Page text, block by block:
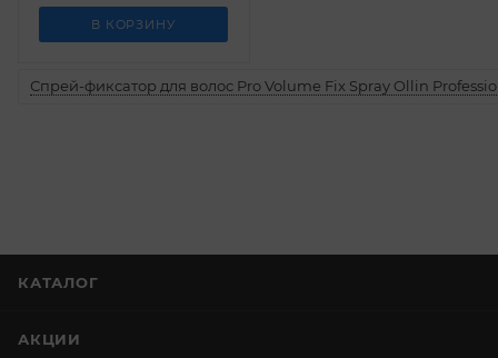
В КОРЗИНУ
Спрей-фиксатор для волос Pro Volume Fix Spray Ollin
КАТАЛОГ
АКЦИИ